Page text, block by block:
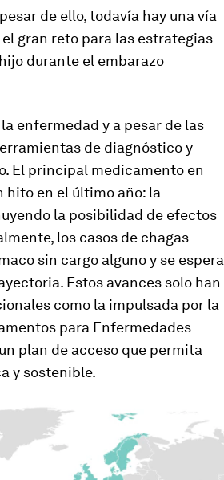
de ello, todavía hay una vía
gran reto para las estrategias
durante el embarazo
enfermedad y a pesar de las
de diagnóstico y
El principal medicamento en
hito en el último año: la
la posibilidad de efectos
los casos de chagas
sin cargo alguno y se espera
Estos avances solo han
como la impulsada por la
para Enfermedades
plan de acceso que permita
y sostenible.